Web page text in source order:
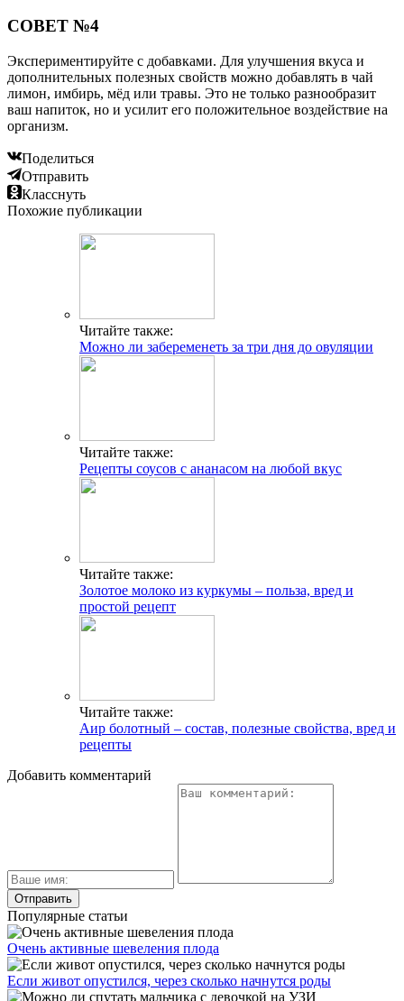
СОВЕТ №4
Экспериментируйте с добавками. Для улучшения вкуса и
дополнительных полезных свойств можно добавлять в чай
лимон, имбирь, мёд или травы. Это не только разнообразит
ваш напиток, но и усилит его положительное воздействие на
организм.
Поделиться
Отправить
Класснуть
Похожие публикации
Читайте также:
Можно ли забеременеть за три дня до овуляции
Читайте также:
Рецепты соусов с ананасом на любой вкус
Читайте также:
Золотое молоко из куркумы – польза, вред и
простой рецепт
Читайте также:
Аир болотный – состав, полезные свойства, вред и
рецепты
Добавить комментарий
Популярные статьи
Очень активные шевеления плода
Если живот опустился, через сколько начнутся роды